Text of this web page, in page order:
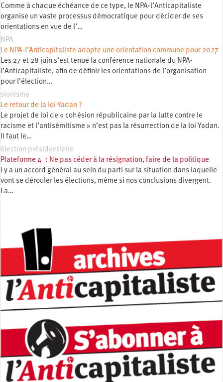
Comme à chaque échéance de ce type, le NPA-l’Anticapitaliste
organise un vaste processus démocratique pour décider de ses
orientations en vue de l’…
NPA
Le NPA-l’Anticapitaliste adopte une orientation commune pour 2027
Les 27 et 28 juin s’est tenue la conférence nationale du NPA-
l’Anticapitaliste, afin de définir les orientations de l’organisation
pour l’élection…
sionisme
Le retour de la loi Yadan ?
Le projet de loi de « cohésion républicaine par la lutte contre le
racisme et l’antisémitisme » n’est pas la résurrection de la loi Yadan.
Il faut le…
élection présidentielle
Plateforme 4 : Ne pas céder à la résignation, faire de la politique
l y a un accord général au sein du parti sur la situation dans laquelle
vont se dérouler les élections, même si nos conclusions divergent.
La…